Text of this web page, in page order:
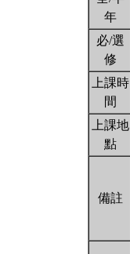
年
必/選
修
上課時
間
上課地
點
備註